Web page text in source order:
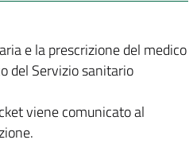
e la prescrizione del medico
del Servizio sanitario
viene comunicato al